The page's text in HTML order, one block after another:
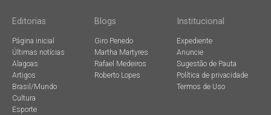
Editorias
Página inicial
Últimas notícias
Alagoas
Artigos
Brasil/Mundo
Cultura
Esporte
Blogs
Giro Penedo
Martha Martyres
Rafael Medeiros
Roberto Lopes
Institucional
Expediente
Anuncie
Sugestão de Pauta
Política de privacidade
Termos de Uso